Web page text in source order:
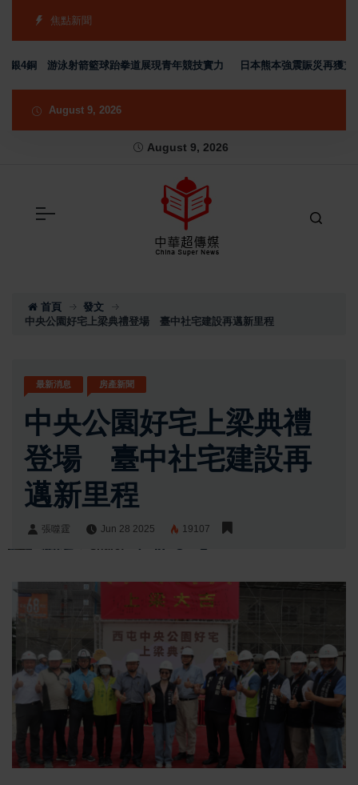
焦點新聞
銅 游泳射箭籃球跆拳道展現青年競技實力 日本熊本強震賑災再獲支持
August 9, 2026
August 9, 2026
首頁
發文
中央公園好宅上梁典禮登場 臺中社宅建設再邁新里程
最新消息 房產新聞
中央公園好宅上梁典禮
登場 臺中社宅建設再
邁新里程
張噬霆 Jun 28 2025 19107